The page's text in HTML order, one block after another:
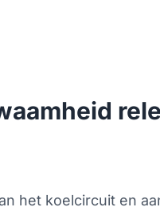
het koelcircuit en